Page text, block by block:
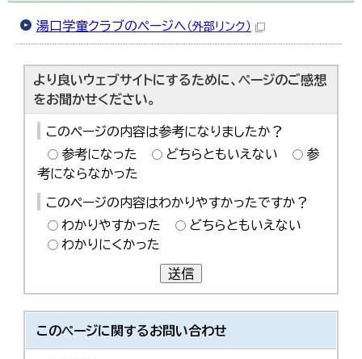
湯口学童クラブのページへ （外部リンク）
より良いウェブサイトにするために、ページのご感想
をお聞かせください。
このページの内容は参考になりましたか？
参考になった
どちらともいえない
参
考にならなかった
このページの内容はわかりやすかったですか？
わかりやすかった
どちらともいえない
わかりにくかった
送信
このページに関するお問い合わせ